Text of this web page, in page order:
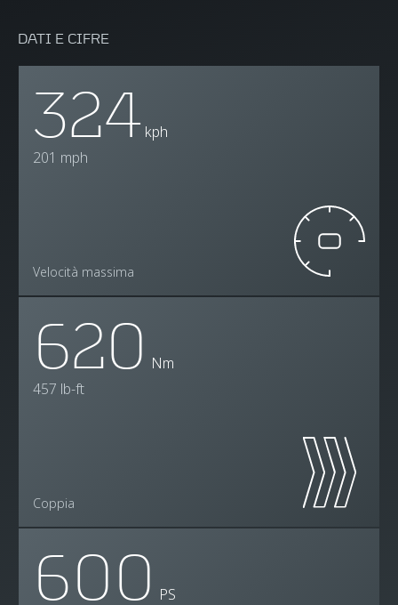
DATI E CIFRE
324 kph
201 mph
Velocità massima
620 Nm
457 lb-ft
Coppia
600 PS